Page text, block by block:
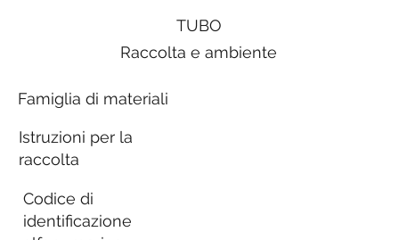
TUBO
Raccolta e ambiente
Famiglia di materiali
Istruzioni per la
raccolta
Codice di
identificazione